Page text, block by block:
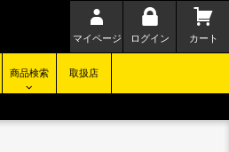
マイページ ログイン カート
商品検索 取扱店